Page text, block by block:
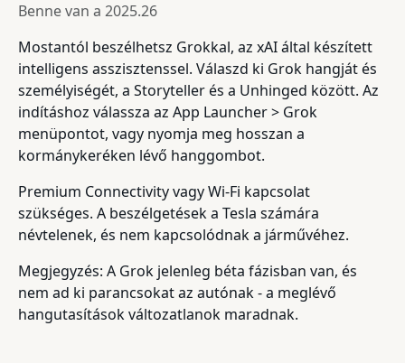
Benne van a 2025.26
Mostantól beszélhetsz Grokkal, az xAI által készített
intelligens asszisztenssel. Válaszd ki Grok hangját és
személyiségét, a Storyteller és a Unhinged között. Az
indításhoz válassza az App Launcher > Grok
menüpontot, vagy nyomja meg hosszan a
kormánykeréken lévő hanggombot.
Premium Connectivity vagy Wi-Fi kapcsolat
szükséges. A beszélgetések a Tesla számára
névtelenek, és nem kapcsolódnak a járművéhez.
Megjegyzés: A Grok jelenleg béta fázisban van, és
nem ad ki parancsokat az autónak - a meglévő
hangutasítások változatlanok maradnak.